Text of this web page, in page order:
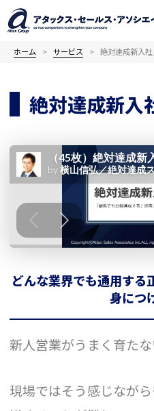
容
を
ホーム サービス 絶対達成新入
絶対達成新入
どんな業界でも通用する
身につ
新人営業がうまく育たな
現場ではそう感じなが